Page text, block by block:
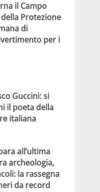
il Campo
Protezione
di
per i
Guccini: si
il poeta della
italiana
all’ultima
archeologia,
la rassegna
da record